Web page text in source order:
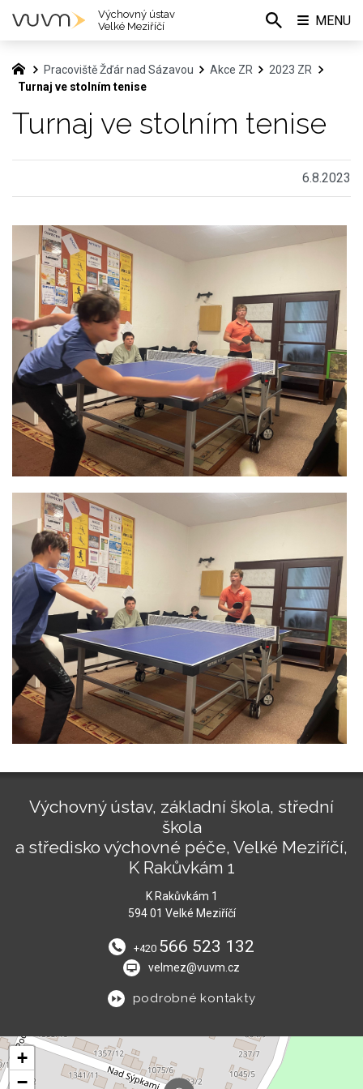
Pracoviště Žďár nad Sázavou Akce ZR
2023 ZR
Turnaj ve stolním tenise
Turnaj ve stolním tenise
6.8.2023
Výchovný ústav, základní škola, střední
škola
a středisko výchovné péče, Velké Meziříčí,
K Rakůvkám 1
K Rakůvkám 1
594 01 Velké Meziříčí
+420 566 523 132
velmez@vuvm.cz
podrobné kontakty
+
−
Výchovný ústav
Velké Meziříčí
MENU